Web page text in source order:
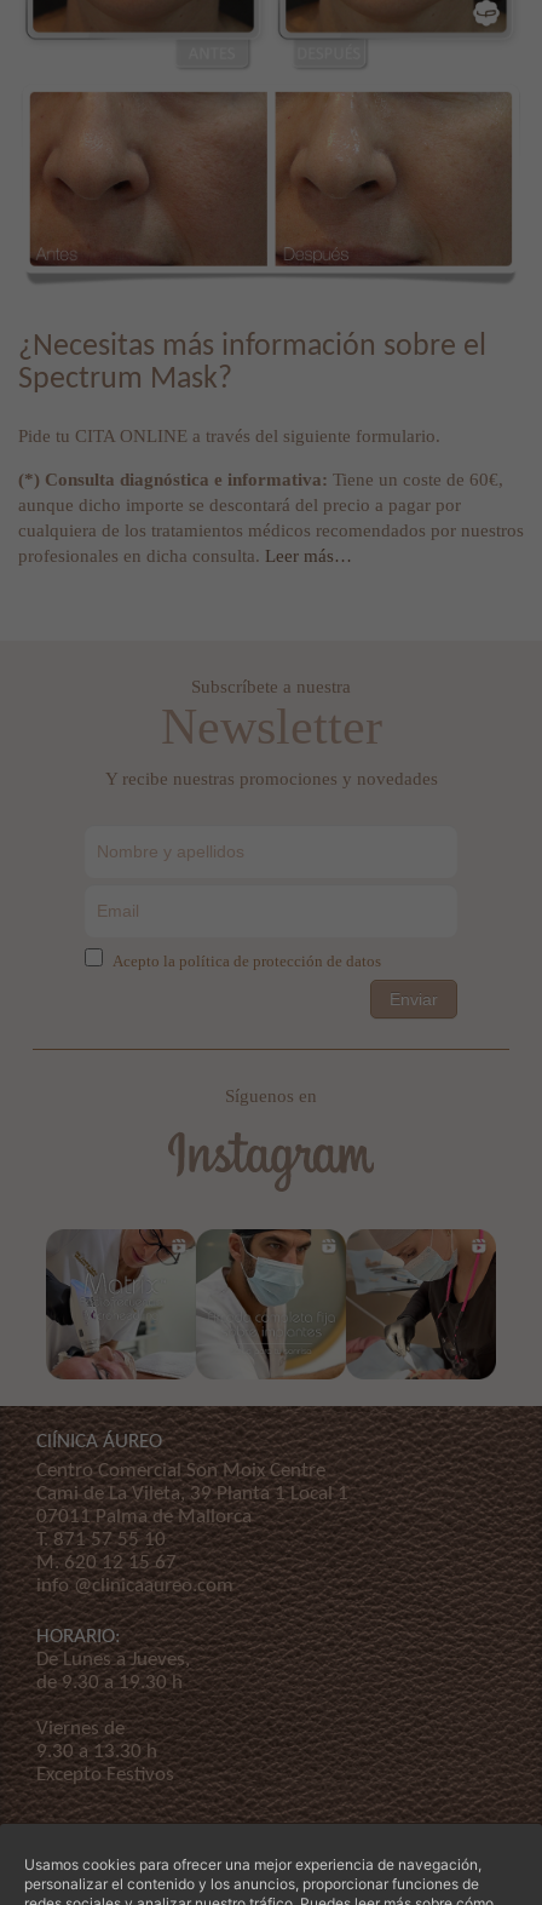
¿Necesitas más información sobre el
Spectrum Mask?
Pide tu CITA ONLINE a través del siguiente formulario.
(*) Consulta diagnóstica e informativa: Tiene un coste de 60€,
aunque dicho importe se descontará del precio a pagar por
cualquiera de los tratamientos médicos recomendados por nuestros
profesionales en dicha consulta. Leer más…
Subscríbete a nuestra
Newsletter
Y recibe nuestras promociones y novedades
Acepto la política de protección de datos
Enviar
Síguenos en
ClÍNICA ÁUREO
Centro Comercial Son Moix Centre
Cami de La Vileta, 39 Planta 1 Local 1
07011 Palma de Mallorca
T.871 57 55 10
M.620 12 15 67
info @clinicaaureo.com
HORARIO:
De Lunes a Jueves,
de 9.30 a 19.30 h
Viernes de
9.30 a 13.30 h
Excepto Festivos
Usamos cookies para ofrecer una mejor experiencia de navegación,
personalizar el contenido y los anuncios, proporcionar funciones de